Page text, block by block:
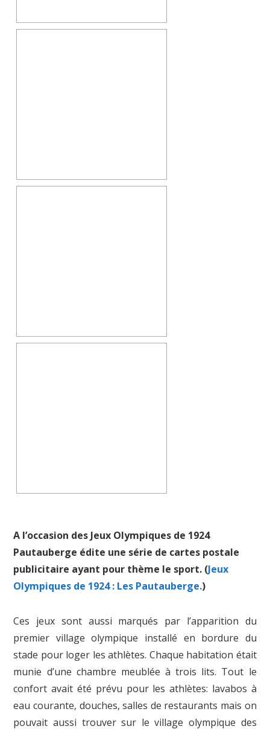
A l’occasion des Jeux Olympiques de 1924
Pautauberge édite une série de cartes postale
publicitaire ayant pour thème le sport. (Jeux
Olympiques de 1924 : Les Pautauberge.)
Ces jeux sont aussi marqués par l’apparition du
premier village olympique installé en bordure du
stade pour loger les athlètes. Chaque habitation était
munie d’une chambre meublée à trois lits. Tout le
confort avait été prévu pour les athlètes: lavabos à
eau courante, douches, salles de restaurants mais on
pouvait aussi trouver sur le village olympique des